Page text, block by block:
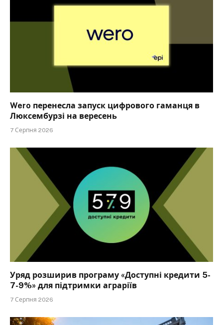
Wero перенесла запуск цифрового гаманця в
Люксембурзі на вересень
7 Серпня 2026
Уряд розширив програму «Доступні кредити 5-
7-9%» для підтримки аграріїв
7 Серпня 2026